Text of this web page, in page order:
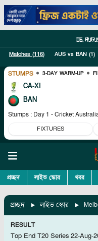
06,
Matches (116) AUS vs BAN (1)
STUMPS 3-DAY WARM-UP
CA-XI
BAN
Stumps : Day 1 - Cricket
FIXTURES
প্রচ্ছদ লাইভ স্কোর খবর
প্রচ্ছদ লাইভ স্কোর
RESULT
Top End T20 Series 22-Aug-